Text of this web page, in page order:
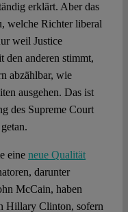
erklärt. Aber das
welche Richter liberal
weil Justice
den anderen stimmt,
abzählbar, wie
ausgehen. Das ist
des Supreme Court
eine neue Qualität
darunter
McCain, haben
Hillary Clinton, sofern